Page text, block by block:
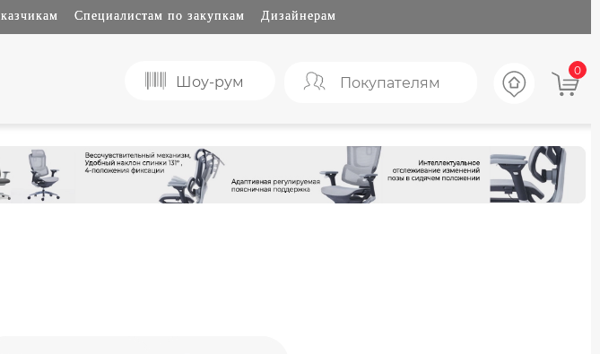
Специалистам по закупкам Дизайнерам
0
Покупателям
Шоу-рум